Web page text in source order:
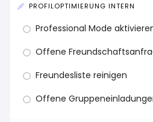
PROFILOPTIMIERUNG INTERN
Professional Mode
Offene
Freundesliste reinigen
Offene